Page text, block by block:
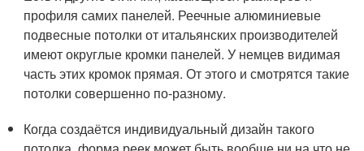
профиля самих панелей. Реечные алюминиевые
подвесные потолки от итальянских производителей
имеют округлые кромки панелей. У немцев видимая
часть этих кромок прямая. От этого и смотрятся такие
потолки совершенно по-разному.
Когда создаётся индивидуальный дизайн такого